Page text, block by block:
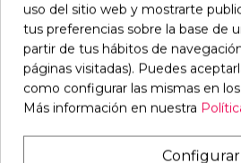
Puerta
Techo
Estructura inferior de vigas de madera maciza
uso del sitio web y mostrarte
tus preferencias sobre la base de
partir de tus hábitos de
páginas visitadas). Puedes
como configurar las mismas en
Más información en nuestra
Configurar